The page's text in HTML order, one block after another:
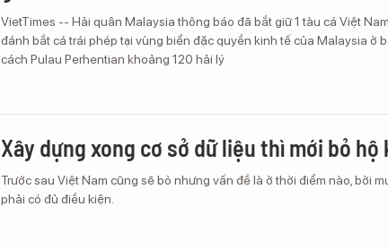
VietTimes -- Hải quân Malaysia thông báo đã bắt giữ 1 tàu cá Việt
đánh bắt cá trái phép tại vùng biển đặc quyền kinh tế của Malaysia ở
cách Pulau Perhentian khoảng 120 hải lý
Xây dựng xong cơ sở dữ liệu thì mới bỏ hộ
Trước sau Việt Nam cũng sẽ bỏ nhưng vấn đề là ở thời điểm nào, bởi
phải có đủ điều kiện.